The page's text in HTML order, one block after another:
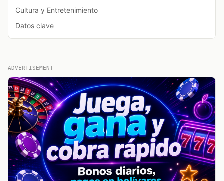
Cultura y Entretenimiento
Datos clave
ADVERTISEMENT